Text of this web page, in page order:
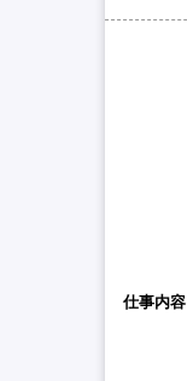
仕事内容